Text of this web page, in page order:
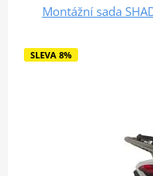
Montážní sada
SLEVA 8%